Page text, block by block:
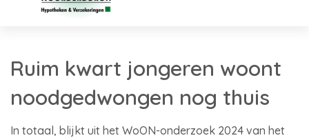
Ruim kwart jongeren woont
noodgedwongen nog thuis
In totaal, blijkt uit het WoON-onderzoek 2024 van het